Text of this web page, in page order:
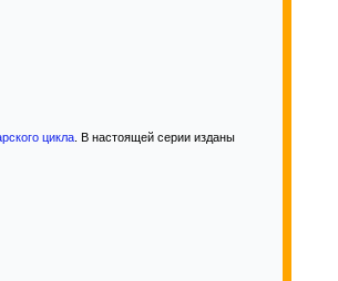
цикла. В настоящей серии изданы